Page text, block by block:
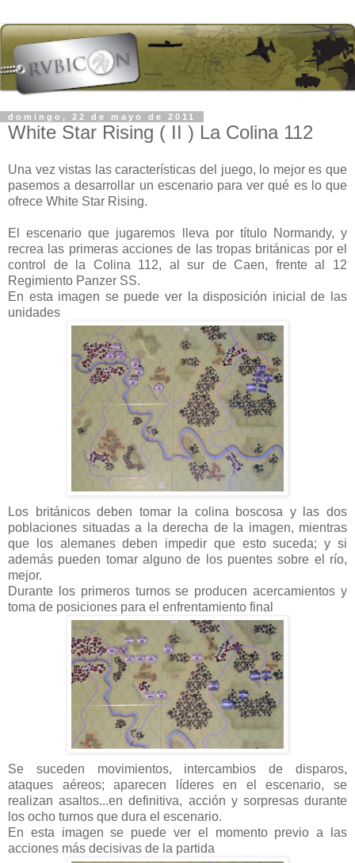
domingo, 22 de mayo de 2011
White Star Rising ( II ) La Colina 112
Una vez vistas las características del juego, lo mejor es que
pasemos a desarrollar un escenario para ver qué es lo que
ofrece White Star Rising.
El escenario que jugaremos lleva por título Normandy, y
recrea las primeras acciones de las tropas británicas por el
control de la Colina 112, al sur de Caen, frente al 12
Regimiento Panzer SS.
En esta imagen se puede ver la disposición inicial de las
unidades
Los británicos deben tomar la colina boscosa y las dos
poblaciones situadas a la derecha de la imagen, mientras
que los alemanes deben impedir que esto suceda; y si
además pueden tomar alguno de los puentes sobre el río,
mejor.
Durante los primeros turnos se producen acercamientos y
toma de posiciones para el enfrentamiento final
Se suceden movimientos, intercambios de disparos,
ataques aéreos; aparecen líderes en el escenario, se
realizan asaltos...en definitiva, acción y sorpresas durante
los ocho turnos que dura el escenario.
En esta imagen se puede ver el momento previo a las
acciones más decisivas de la partida